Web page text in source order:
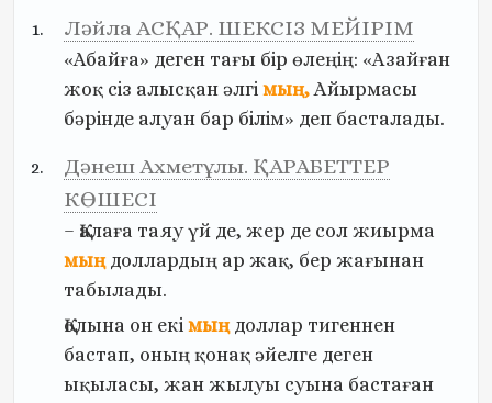
Ләйла АСҚАР. ШЕКСІЗ МЕЙІРІМ
«Абайға» деген тағы бір өлеңің: «Азайған
жоқ сіз алысқан әлгі мың, Айырмасы
бәрінде алуан бар білім» деп басталады.
Дәнеш Ахметұлы. ҚАРАБЕТТЕР
КӨШЕСІ
– Қалаға таяу үй де, жер де сол жиырма
мың доллардың ар жақ, бер жағынан
табылады.
Қолына он екі мың доллар тигеннен
бастап, оның қонақ әйелге деген
ықыласы, жан жылуы суына бастаған